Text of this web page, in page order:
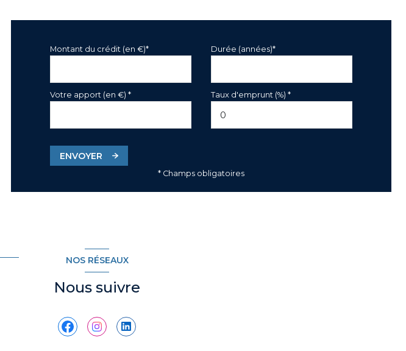
Montant du crédit (en €)* Durée (années)*
Votre apport (en €) * Taux d'emprunt (%) *
ENVOYER
* Champs obligatoires
NOS RÉSEAUX
Nous suivre